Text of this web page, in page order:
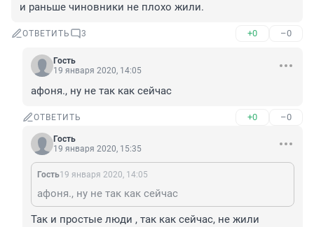
и раньше чиновники не плохо жили.
ОТВЕТИТЬ 3 +0 –0
Гость
19 января 2020, 14:05
афоня., ну не так как сейчас
ОТВЕТИТЬ +0 –0
Гость
19 января 2020, 15:35
Гость19 января 2020, 14:05
афоня., ну не так как сейчас
Так и простые люди , так как сейчас, не жили